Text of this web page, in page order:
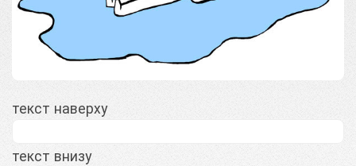
текст наверху
текст внизу